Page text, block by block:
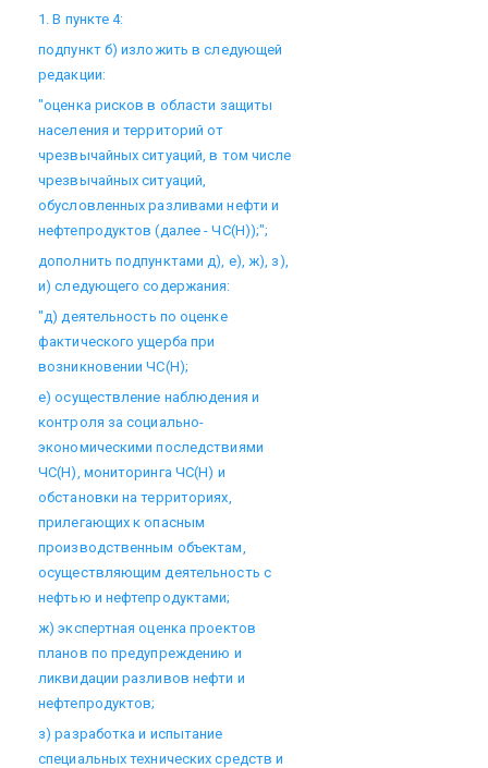
1. В пункте 4:
подпункт б) изложить в следующей
редакции:
"оценка рисков в области защиты
населения и территорий от
чрезвычайных ситуаций, в том числе
чрезвычайных ситуаций,
обусловленных разливами нефти и
нефтепродуктов (далее - ЧС(Н));";
дополнить подпунктами д), е), ж), з),
и) следующего содержания:
"д) деятельность по оценке
фактического ущерба при
возникновении ЧС(Н);
е) осуществление наблюдения и
контроля за социально-
экономическими последствиями
ЧС(Н), мониторинга ЧС(Н) и
обстановки на территориях,
прилегающих к опасным
производственным объектам,
осуществляющим деятельность с
нефтью и нефтепродуктами;
ж) экспертная оценка проектов
планов по предупреждению и
ликвидации разливов нефти и
нефтепродуктов;
з) разработка и испытание
специальных технических средств и